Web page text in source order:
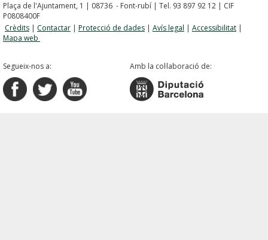
Plaça de l'Ajuntament, 1 | 08736 - Font-rubí | Tel. 93 897 92 12 | CIF
P0808400F
Crèdits | Contactar | Protecció de dades | Avís legal | Accessibilitat |
Mapa web
Segueix-nos a: Amb la col·laboració de: